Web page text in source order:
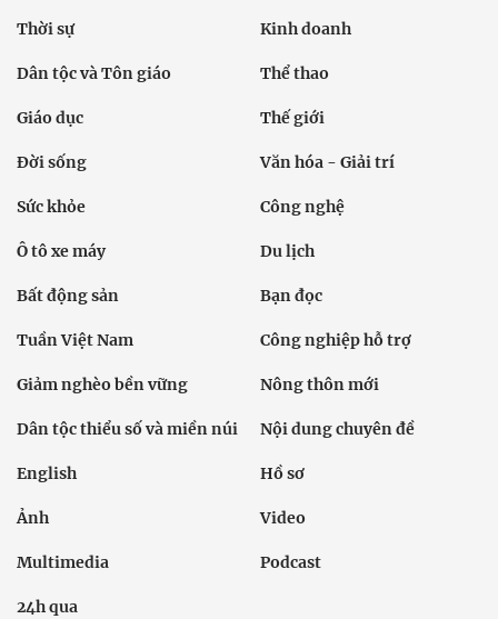
Thời sự Kinh doanh
Dân tộc và Tôn giáo Thể thao
Giáo dục Thế giới
Đời sống Văn hóa - Giải trí
Sức khỏe Công nghệ
Ô tô xe máy Du lịch
Bất động sản Bạn đọc
Tuần Việt Nam Công nghiệp hỗ trợ
Giảm nghèo bền vững Nông thôn mới
Dân tộc thiểu số và miền núi Nội dung chuyên đề
English Hồ sơ
Ảnh Video
Multimedia Podcast
24h qua